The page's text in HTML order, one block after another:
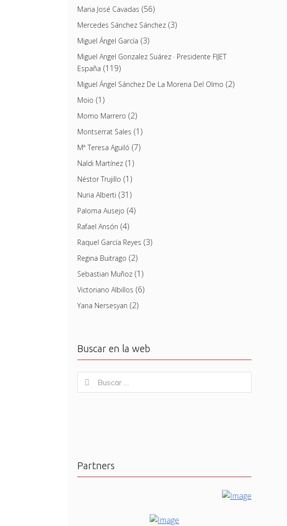
Maria José Cavadas (56)
Mercedes Sánchez Sánchez(3)
Miguel Ángel García (3)
Miguel Angel Gonzalez Suárez · Presidente FIJET
España (119)
Miguel Ángel Sánchez De La Morena Del Olmo (2)
Moio (1)
Momo Marrero (2)
Montserrat Sales (1)
Mª Teresa Aguiló (7)
Naldi Martínez(1)
Néstor Trujillo (1)
Nuria Alberti (31)
Paloma Ausejo (4)
Rafael Ansón (4)
Raquel García Reyes (3)
Regina Buitrago (2)
Sebastian Muñoz(1)
Victoriano Albillos (6)
Yana Nersesyan (2)
Buscar en la web
for:
Buscar
Partners